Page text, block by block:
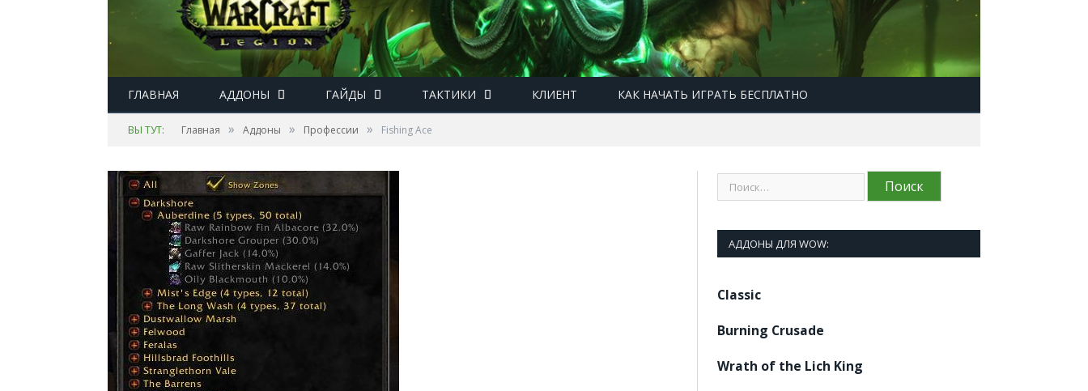
ГЛАВНАЯ АДДОНЫ ГАЙДЫ ТАКТИКИ КЛИЕНТ КАК НАЧАТЬ ИГРАТЬ БЕСПЛАТНО
ВЫ ТУТ: Главная » Аддоны » Профессии » Fishing Ace
АДДОНЫ ДЛЯ WOW:
Classic
Burning Crusade
Wrath of the Lich King